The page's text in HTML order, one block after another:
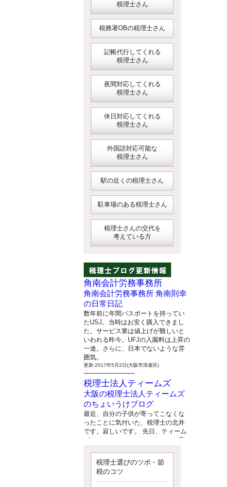
税理士さん
税務署OBの税理士さん
記帳代行してくれる
税理士さん
夜間対応してくれる
税理士さん
休日対応してくれる
税理士さん
外国語対応可能な
税理士さん
駅の近くの税理士さん
駐車場のある税理士さん
税理士さんの交代を
考えている方
角南会計労務事務所
角南会計労務事務所 角南則幸
の日常日記
数年前に年間パスポートを持ってい
たUSJ。当時はお安く購入できまし
た。サービス業は値上げが難しいと
いわれる昨今。UFJの入園料は上昇の
一途。さらに、日本でないような雰
囲気。
更新:2017年5月2日(大阪市浪速区)
---------------------
税理士法人ティームズ
大阪の税理士法人ティームズ
のちょいうけブログ
最近、自分の子供が寄ってこなくな
ったことに気付いた、税理士の北井
です。寂しいです。 先日、ティーム
ズイベントとしてバーベキューを実
と思いましたが、そこはセンスある
後のブロガーに任せようと思いま
更新:2017年5月1日(大阪市北区)
税理士選びのツボ・節
税のコツ